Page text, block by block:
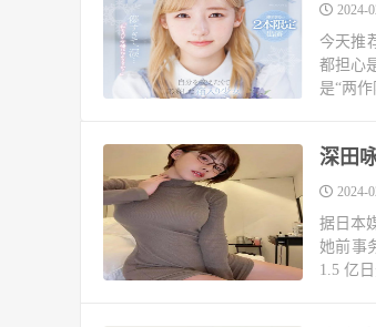
2024-
今天推
都担心
是“两
深田
2024-
据日本
她前事
1.5 亿